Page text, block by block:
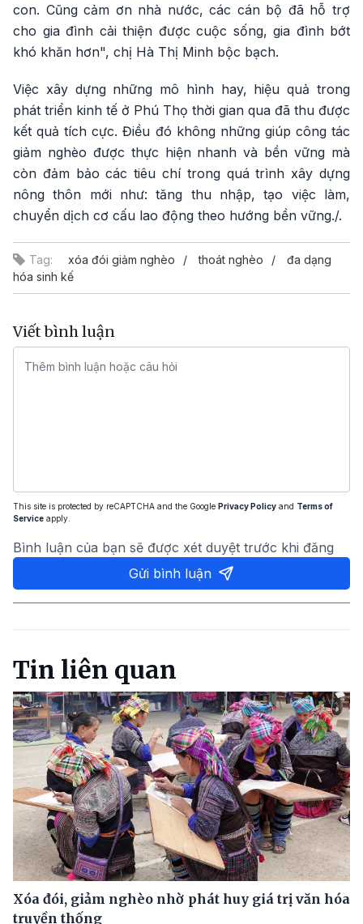
con. Cũng cảm ơn nhà nước, các cán bộ đã hỗ trợ
cho gia đình cải thiện được cuộc sống, gia đình bớt
khó khăn hơn", chị Hà Thị Minh bộc bạch.
Việc xây dựng những mô hình hay, hiệu quả trong
phát triển kinh tế ở Phú Thọ thời gian qua đã thu được
kết quả tích cực. Điều đó không những giúp công tác
giảm nghèo được thực hiện nhanh và bền vững mà
còn đảm bảo các tiêu chí trong quá trình xây dựng
nông thôn mới như: tăng thu nhập, tạo việc làm,
chuyển dịch cơ cấu lao động theo hướng bền vững./.
Tag: xóa đói giảm nghèo thoát nghèo
đa dạng
hóa sinh kế
Viết bình luận
This site is protected by reCAPTCHA and the Google Privacy Policy and Terms of
Service apply.
Bình luận của bạn sẽ được xét duyệt trước khi đăng
Gửi bình luận
Tin liên quan
Xóa đói, giảm nghèo nhờ phát huy giá trị văn hóa
truyền thống